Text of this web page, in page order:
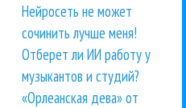
Нейросеть не может
сочинить лучше меня!
Отберет ли ИИ работу у
музыкантов и студий?
«Орлеанская дева» от